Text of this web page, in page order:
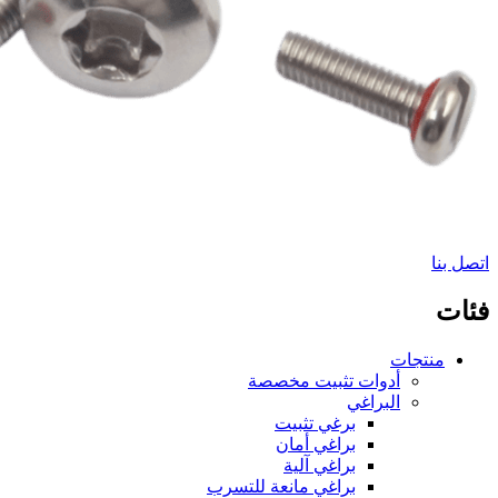
اتصل بنا
فئات
منتجات
أدوات تثبيت مخصصة
البراغي
برغي تثبيت
براغي أمان
براغي آلية
براغي مانعة للتسرب